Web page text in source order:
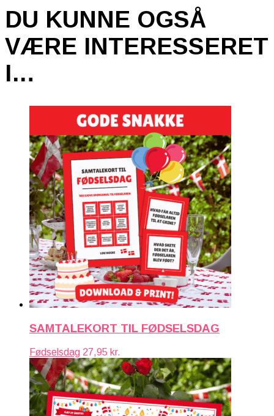
DU KUNNE OGSÅ
VÆRE INTERESSERET
I…
SAMTALEKORT TIL FØDSELSDAG
Fødselsdag 27,95 kr.